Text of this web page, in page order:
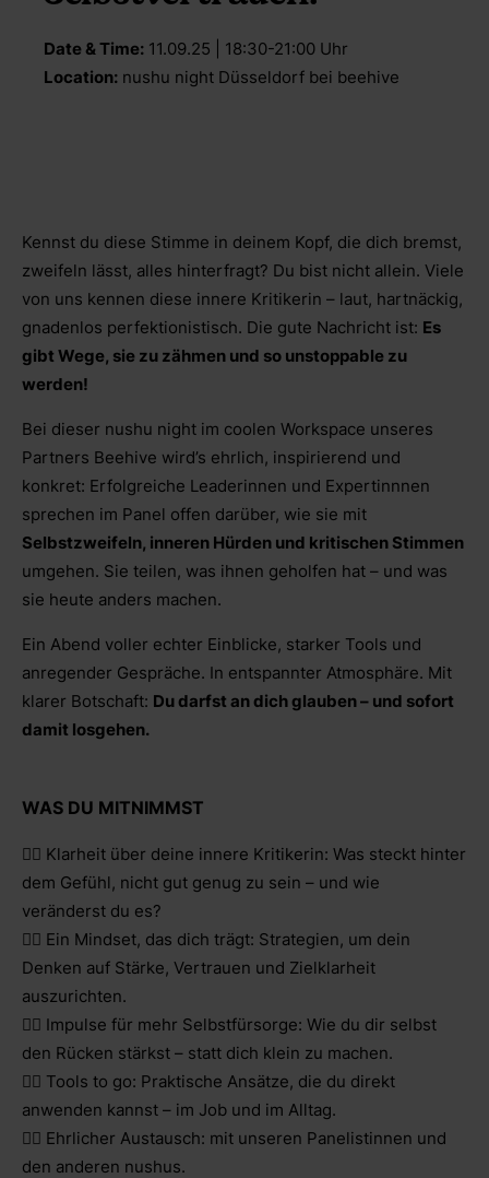
Date & Time: 11.09.25 | 18:30-21:00 Uhr
Location: nushu night Düsseldorf bei beehive
Kennst du diese Stimme in deinem Kopf, die dich bremst,
zweifeln lässt, alles hinterfragt? Du bist nicht allein. Viele
von uns kennen diese innere Kritikerin – laut, hartnäckig,
gnadenlos perfektionistisch. Die gute Nachricht ist: Es
gibt Wege, sie zu zähmen und so unstoppable zu
werden!
Bei dieser nushu night im coolen Workspace unseres
Partners Beehive wird’s ehrlich, inspirierend und
konkret: Erfolgreiche Leaderinnen und Expertinnnen
sprechen im Panel offen darüber, wie sie mit
Selbstzweifeln, inneren Hürden und kritischen Stimmen
umgehen. Sie teilen, was ihnen geholfen hat – und was
sie heute anders machen.
Ein Abend voller echter Einblicke, starker Tools und
anregender Gespräche. In entspannter Atmosphäre. Mit
klarer Botschaft: Du darfst an dich glauben – und sofort
damit losgehen.
WAS DU MITNIMMST
👉🏻 Klarheit über deine innere Kritikerin: Was steckt hinter
dem Gefühl, nicht gut genug zu sein – und wie
veränderst du es?
👉🏻 Ein Mindset, das dich trägt: Strategien, um dein
Denken auf Stärke, Vertrauen und Zielklarheit
auszurichten.
👉🏻 Impulse für mehr Selbstfürsorge: Wie du dir selbst
den Rücken stärkst – statt dich klein zu machen.
👉🏻 Tools to go: Praktische Ansätze, die du direkt
anwenden kannst – im Job und im Alltag.
👉🏻 Ehrlicher Austausch: mit unseren Panelistinnen und
den anderen nushus.